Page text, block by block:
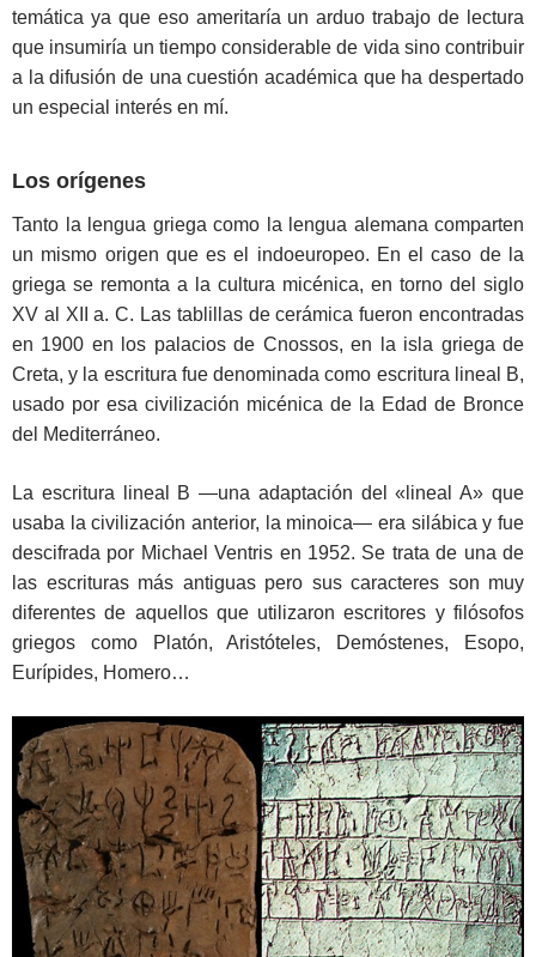
temática ya que eso ameritaría un arduo trabajo de lectura
que insumiría un tiempo considerable de vida sino contribuir
a la difusión de una cuestión académica que ha despertado
un especial interés en mí.
Los orígenes
Tanto la lengua griega como la lengua alemana comparten
un mismo origen que es el indoeuropeo. En el caso de la
griega se remonta a la cultura micénica, en torno del siglo
XV al XII a. C. Las tablillas de cerámica fueron encontradas
en 1900 en los palacios de Cnossos, en la isla griega de
Creta, y la escritura fue denominada como escritura lineal B,
usado por esa civilización micénica de la Edad de Bronce
del Mediterráneo.
La escritura lineal B ―una adaptación del «lineal A» que
usaba la civilización anterior, la minoica― era silábica y fue
descifrada por Michael Ventris en 1952. Se trata de una de
las escrituras más antiguas pero sus caracteres son muy
diferentes de aquellos que utilizaron escritores y filósofos
griegos como Platón, Aristóteles, Demóstenes, Esopo,
Eurípides, Homero…